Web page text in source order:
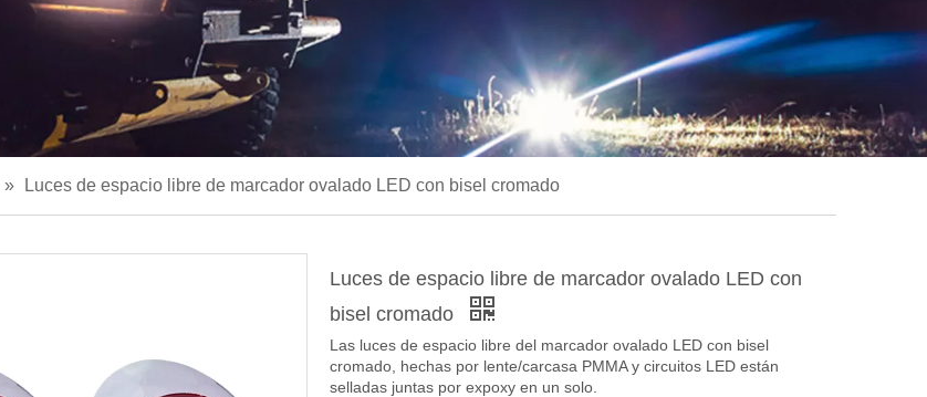
» Luces de espacio libre de marcador ovalado LED con bisel cromado
Luces de espacio libre de marcador ovalado LED con
bisel cromado
Las luces de espacio libre del marcador ovalado LED con bisel
cromado, hechas por lente/carcasa PMMA y circuitos LED están
selladas juntas por expoxy en un solo.